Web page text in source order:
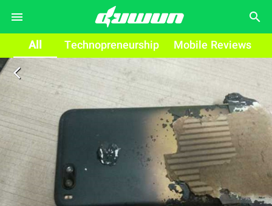
search
All Technopreneurship Mobile Reviews
arrow_back_ios